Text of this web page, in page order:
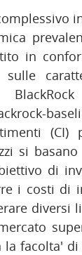
in
(CI)
si
di
i costi di
diversi
facolta' di